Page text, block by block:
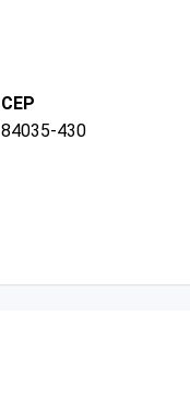
CEP
84035-430